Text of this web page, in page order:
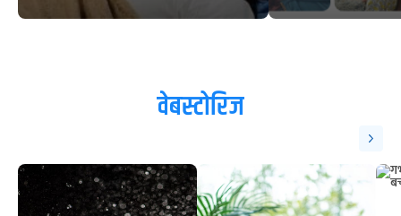
वेबस्टोरिज